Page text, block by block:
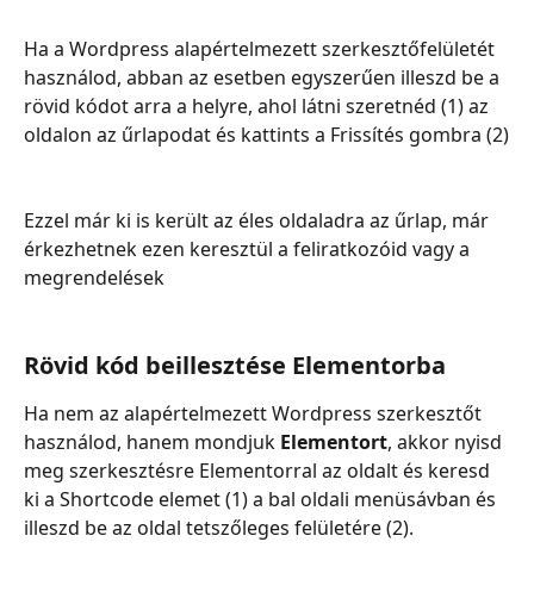
Ha a Wordpress alapértelmezett szerkesztőfelületét
használod, abban az esetben egyszerűen illeszd be a
rövid kódot arra a helyre, ahol látni szeretnéd (1) az
oldalon az űrlapodat és kattints a Frissítés gombra (2)
Ezzel már ki is került az éles oldaladra az űrlap, már
érkezhetnek ezen keresztül a feliratkozóid vagy a
megrendelések
Rövid kód beillesztése Elementorba
Ha nem az alapértelmezett Wordpress szerkesztőt
használod, hanem mondjuk Elementort, akkor nyisd
meg szerkesztésre Elementorral az oldalt és keresd
ki a Shortcode elemet (1) a bal oldali menüsávban és
illeszd be az oldal tetszőleges felületére (2).